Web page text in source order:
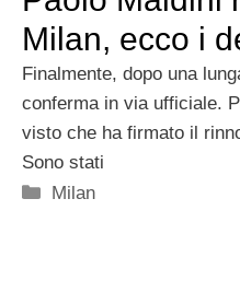
Milan, ecco i
Finalmente, dopo una
conferma in via ufficiale.
visto che ha firmato il
Sono stati
Categorie
Milan